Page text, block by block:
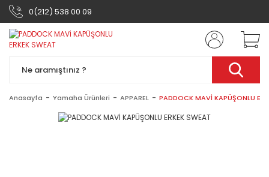
0(212) 538 00 09
Anasayfa Yamaha Ürünleri APPAREL PADDOCK MAVİ KAPÜŞONLU